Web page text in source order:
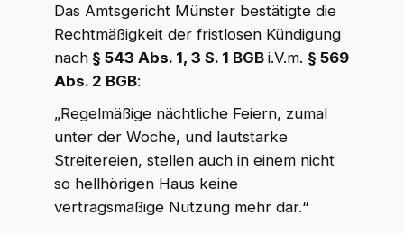
Das Amtsgericht Münster bestätigte die
Rechtmäßigkeit der fristlosen Kündigung
nach§ 543 Abs. 1, 3 S. 1 BGB i.V.m. § 569
Abs. 2 BGB:
„Regelmäßige nächtliche Feiern, zumal
unter der Woche, und lautstarke
Streitereien, stellen auch in einem nicht
so hellhörigen Haus keine
vertragsmäßige Nutzung mehr dar.“